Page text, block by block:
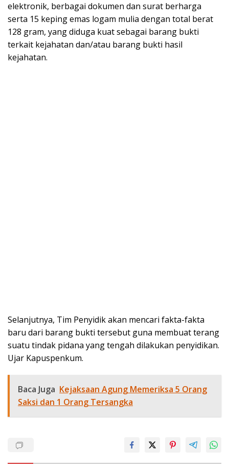
elektronik, berbagai dokumen dan surat berharga
serta 15 keping emas logam mulia dengan total berat
128 gram, yang diduga kuat sebagai barang bukti
terkait kejahatan dan/atau barang bukti hasil
kejahatan.
Selanjutnya, Tim Penyidik akan mencari fakta-fakta
baru dari barang bukti tersebut guna membuat terang
suatu tindak pidana yang tengah dilakukan penyidikan.
Ujar Kapuspenkum.
Baca Juga Kejaksaan Agung Memeriksa 5 Orang
Saksi dan 1 Orang Tersangka